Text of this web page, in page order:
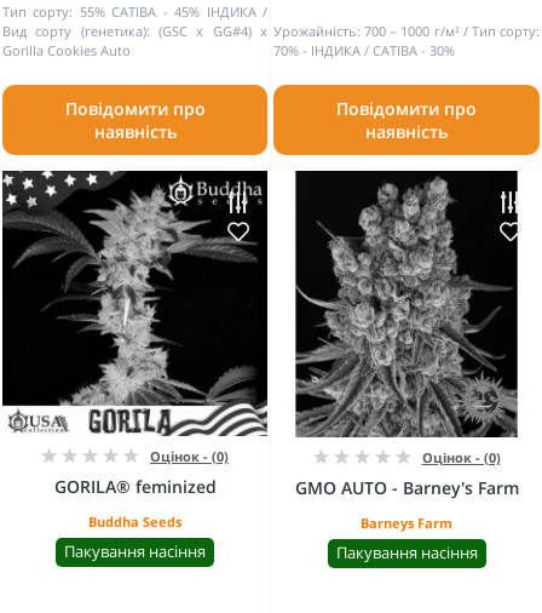
Тип сорту: 55% САТІВА - 45% ІНДИКА
Вид сорту (генетика): (GSC x GG#4) x
Gorilla Cookies Auto
Повідомити про
наявність
Урожайність: 700 – 1000 г/м²
Тип сорту:
70% - ІНДИКА / САТІВА - 30%
Повідомити про
наявність
Оцінок - (0)
GORILA® feminized
Buddha Seeds
Пакування насіння
Оцінок - (0)
GMO AUTO - Barney's Farm
Barneys Farm
Пакування насіння